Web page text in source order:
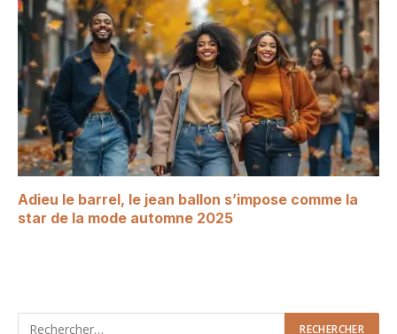
Adieu le barrel, le jean ballon s’impose comme la
star de la mode automne 2025